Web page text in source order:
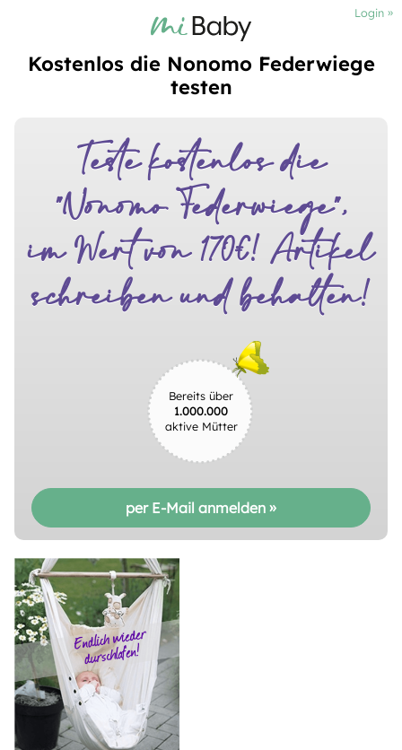
Login
Kostenlos die Nonomo Federwiege
testen
Teste kostenlos die
"Nonomo Federwiege",
im Wert von 170€! Artikel
schreiben und behalten!
Bereits über
1.000.000
aktive Mütter
per E-Mail anmelden